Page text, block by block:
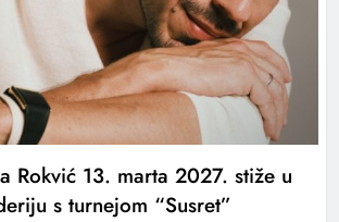
Rokvić 13. marta 2027. stiže u
s turnejom “Susret”